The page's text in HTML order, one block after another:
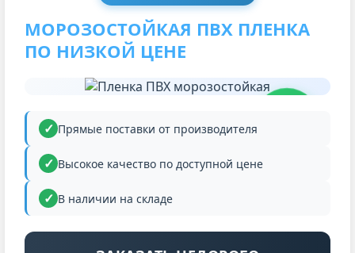
МОРОЗОСТОЙКАЯ ПВХ ПЛЕНКА
ПО НИЗКОЙ ЦЕНЕ
Прямые поставки от производителя
Высокое качество по доступной цене
В наличии на складе